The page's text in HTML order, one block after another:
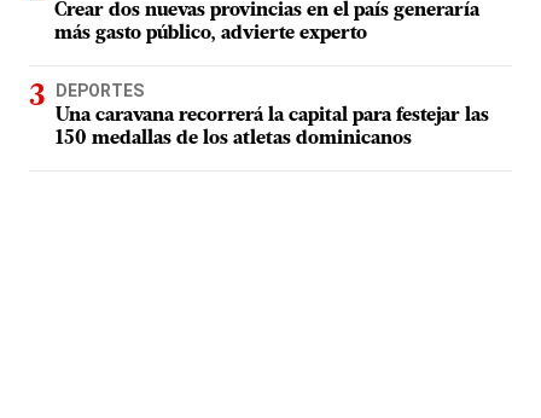
Crear dos nuevas provincias en el país generaría
más gasto público, advierte experto
DEPORTES
Una caravana recorrerá la capital para festejar las
150 medallas de los atletas dominicanos